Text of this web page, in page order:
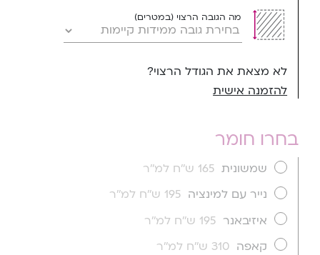
מה הגובה הרצוי (במטרים)
לא מצאת את הגודל הרצוי?
להזמנה אישית
בחרו חומר
שמשונית 165 ש''ח למ''ר
נייר עם למינציה 195 ש''ח למ''ר
איזיבאנר 195 ש''ח למ''ר
קאפה 310 ש''ח למ''ר